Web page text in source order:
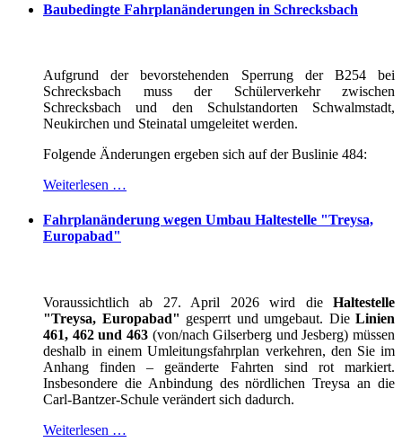
Baubedingte Fahrplanänderungen in Schrecksbach
Aufgrund der bevorstehenden Sperrung der B254 bei
Schrecksbach muss der Schülerverkehr zwischen
Schrecksbach und den Schulstandorten Schwalmstadt,
Neukirchen und Steinatal umgeleitet werden.
Folgende Änderungen ergeben sich auf der Buslinie 484:
Weiterlesen …
Fahrplanänderung wegen Umbau Haltestelle "Treysa,
Europabad"
Voraussichtlich ab 27. April 2026 wird die Haltestelle
"Treysa, Europabad" gesperrt und umgebaut. DieLinien
461, 462 und 463(von/nach Gilserberg und Jesberg) müssen
deshalb in einem Umleitungsfahrplan verkehren, den Sie im
Anhang finden – geänderte Fahrten sind rot markiert.
Insbesondere die Anbindung des nördlichen Treysa an die
Carl-Bantzer-Schule verändert sich dadurch.
Weiterlesen …